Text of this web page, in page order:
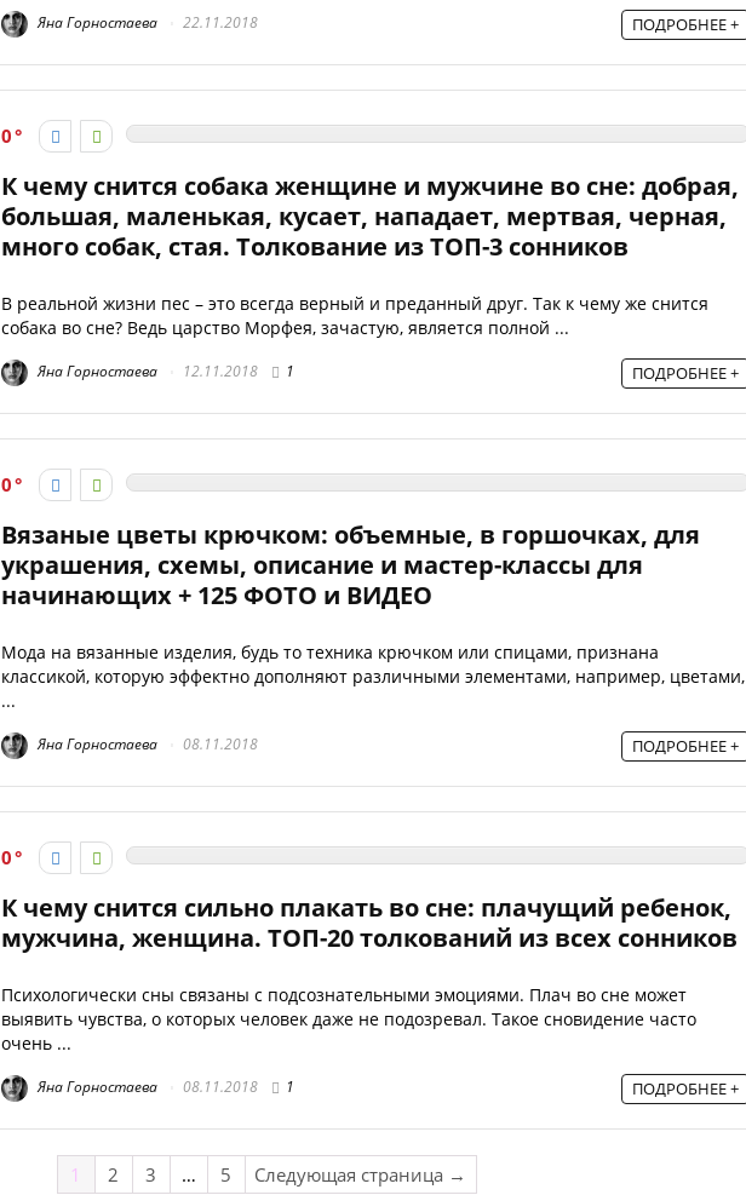
Яна Горностаева 22.11.2018 ПОДРОБНЕЕ +
0
К чему снится собака женщине и мужчине во сне: добрая,
большая, маленькая, кусает, нападает, мертвая, черная,
много собак, стая. Толкование из ТОП-3 сонников
В реальной жизни пес – это всегда верный и преданный друг. Так к чему же снится
собака во сне? Ведь царство Морфея, зачастую, является полной ...
Яна Горностаева 12.11.2018 1 ПОДРОБНЕЕ +
0
Вязаные цветы крючком: объемные, в горшочках, для
украшения, схемы, описание и мастер-классы для
начинающих + 125 ФОТО и ВИДЕО
Мода на вязанные изделия, будь то техника крючком или спицами, признана
классикой, которую эффектно дополняют различными элементами, например, цветами,
...
Яна Горностаева 08.11.2018 ПОДРОБНЕЕ +
0
К чему снится сильно плакать во сне: плачущий ребенок,
мужчина, женщина. ТОП-20 толкований из всех сонников
Психологически сны связаны с подсознательными эмоциями. Плач во сне может
выявить чувства, о которых человек даже не подозревал. Такое сновидение часто
очень ...
Яна Горностаева 08.11.2018 1 ПОДРОБНЕЕ +
1 2 3 … 5 Следующая страница →